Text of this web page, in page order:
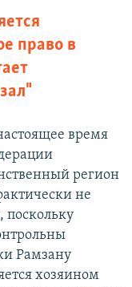
право в
время
регион
не
поскольку
Рамзану
хозяином